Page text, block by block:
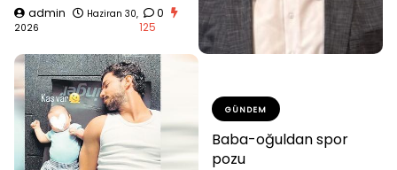
admin
Haziran 30,
2026
0
125
GÜNDEM
Baba-oğuldan spor
pozu